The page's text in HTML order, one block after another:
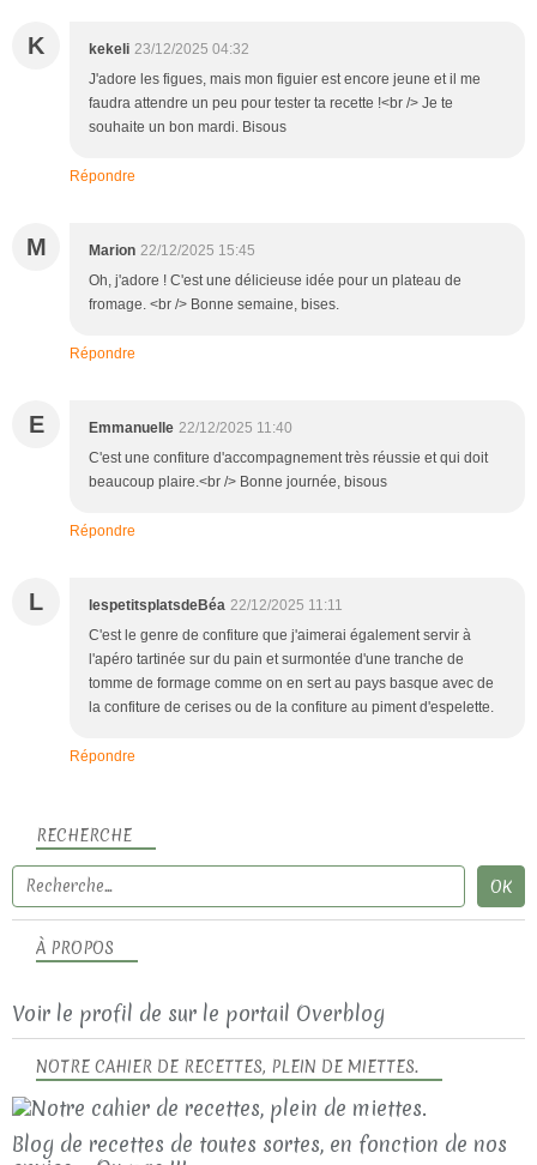
K kekeli 23/12/2025 04:32
J'adore les figues, mais mon figuier est encore jeune et il me
faudra attendre un peu pour tester ta recette !<br /> Je te
souhaite un bon mardi. Bisous
Répondre
M Marion 22/12/2025 15:45
Oh, j'adore ! C'est une délicieuse idée pour un plateau de
fromage. <br /> Bonne semaine, bises.
Répondre
E Emmanuelle 22/12/2025 11:40
C'est une confiture d'accompagnement très réussie et qui doit
beaucoup plaire.<br /> Bonne journée, bisous
Répondre
L lespetitsplatsdeBéa 22/12/2025 11:11
C'est le genre de confiture que j'aimerai également servir à
l'apéro tartinée sur du pain et surmontée d'une tranche de
tomme de formage comme on en sert au pays basque avec de
la confiture de cerises ou de la confiture au piment d'espelette.
Répondre
RECHERCHE
NOTRE CAHIER DE RECETTES, PLEIN DE MIETTES.
Blog de recettes de toutes sortes, en fonction de nos
À PROPOS
Voir le profil de sur le portail Overblog